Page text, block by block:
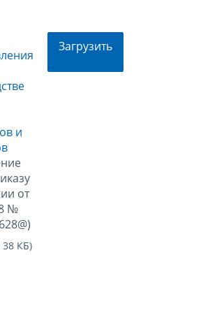
и
от
№
38 КБ)
Загрузить